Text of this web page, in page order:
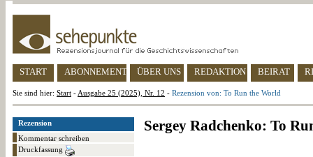
START ABONNEMENT ÜBER UNS REDAKTION BEIRAT
Sie sind hier: Start - Ausgabe 25 (2025), Nr. 12 - Rezension von: To Run the World
Rezension
Kommentar schreiben
Druckfassung
Sergey Radchenko: To